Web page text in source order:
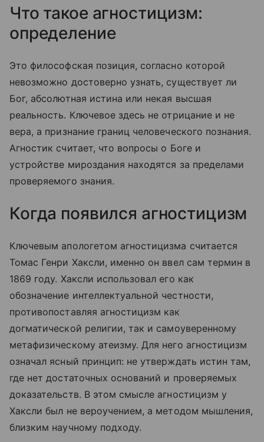
Что такое агностицизм:
определение
Это философская позиция, согласно которой
невозможно достоверно узнать, существует ли
Бог, абсолютная истина или некая высшая
реальность. Ключевое здесь не отрицание и не
вера, а признание границ человеческого познания.
Агностик считает, что вопросы о Боге и
устройстве мироздания находятся за пределами
проверяемого знания.
Когда появился агностицизм
Ключевым апологетом агностицизма считается
Томас Генри Хаксли, именно он ввел сам термин в
1869 году. Хаксли использовал его как
обозначение интеллектуальной честности,
противопоставляя агностицизм как
догматической религии, так и самоуверенному
метафизическому атеизму. Для него агностицизм
означал ясный принцип: не утверждать истин там,
где нет достаточных оснований и проверяемых
доказательств. В этом смысле агностицизм у
Хаксли был не вероучением, а методом мышления,
близким научному подходу.